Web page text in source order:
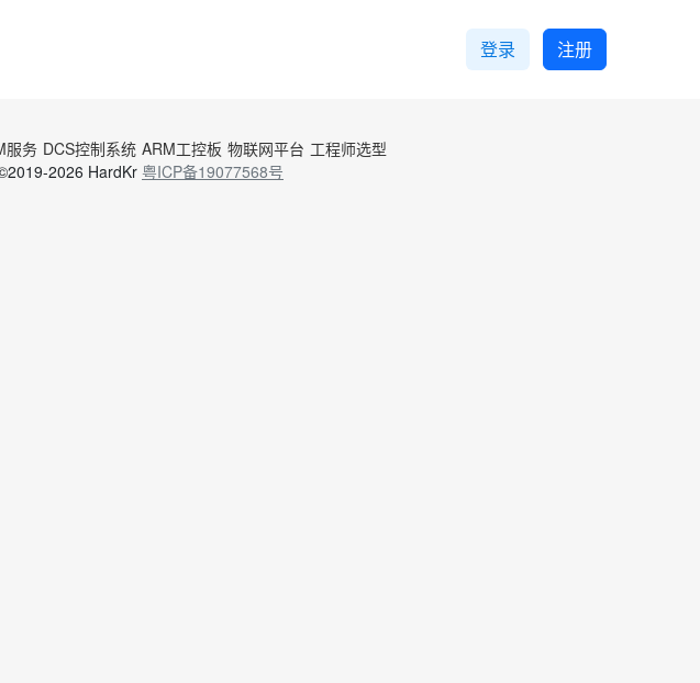
登录 注册
服务 DCS控制系统 ARM工控板 物联网平台 工程师选型
2026 HardKr 粤ICP备19077568号